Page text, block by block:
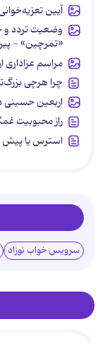
آیین
وضعیت تردد و
«تمرچین» -
مراسم
چرا هرچی
اربعین حسینی
راز محبوبیت
استرس یا پیش
سرویس خواب نوزاد